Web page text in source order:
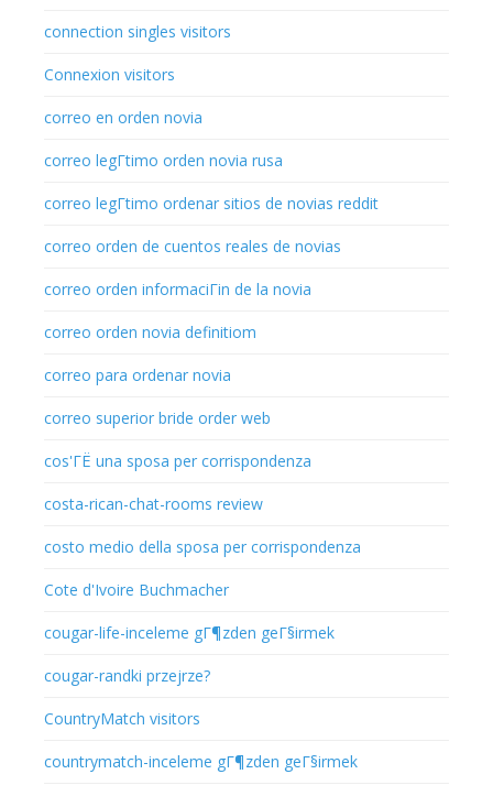
connection singles visitors
Connexion visitors
correo en orden novia
correo legГ­timo orden novia rusa
correo legГ­timo ordenar sitios de novias reddit
correo orden de cuentos reales de novias
correo orden informaciГіn de la novia
correo orden novia definitiom
correo para ordenar novia
correo superior bride order web
cos'ГЁ una sposa per corrispondenza
costa-rican-chat-rooms review
costo medio della sposa per corrispondenza
Cote d'Ivoire Buchmacher
cougar-life-inceleme gГ¶zden geГ§irmek
cougar-randki przejrze?
CountryMatch visitors
countrymatch-inceleme gГ¶zden geГ§irmek